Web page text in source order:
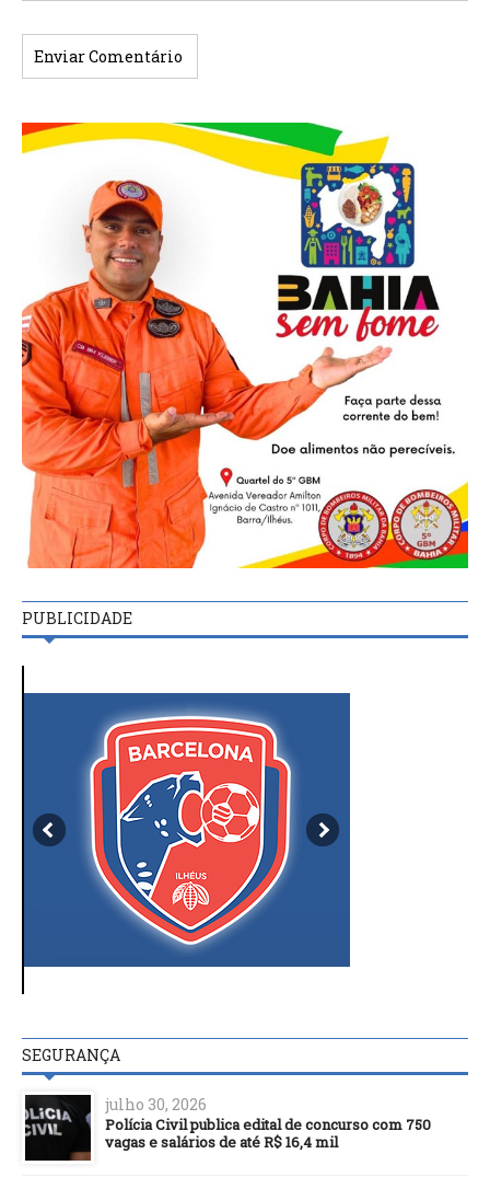
PUBLICIDADE
SEGURANÇA
julho 30, 2026
Polícia Civil publica edital de concurso com 750
vagas e salários de até R$ 16,4 mil